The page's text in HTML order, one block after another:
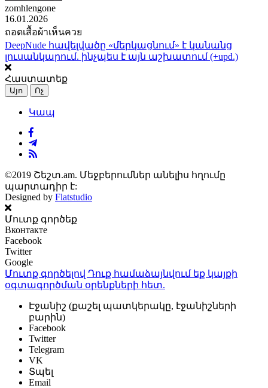
zomhlengone
16.01.2026
ถอดเสื้อผ้าเห็นควย
DeepNude հավելվածը «մերկացնում» է կանանց
լուսանկարում. ինչպես է այն աշխատում (+upd.)
Հաստատեք
Այո Ոչ
Կապ
©2019 Շեշտ.am. Մեջբերումներ անելիս հղումը
պարտադիր է:
Designed by Flatstudio
Մուտք գործեք
Вконтакте
Facebook
Twitter
Google
Մուտք գործելով Դուք համաձայնվում եք կայքի
օգտագործման օրենքների հետ.
Էջանիշ (քաշել պատկերակը, էջանիշների
բարին)
Facebook
Twitter
Telegram
VK
Տպել
Email